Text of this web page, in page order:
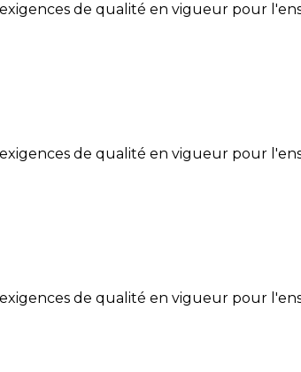
de qualité en vigueur pour
de qualité en vigueur pour
de qualité en vigueur pour